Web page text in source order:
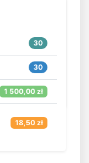
30
30
1 500,00 zł
18,50 zł